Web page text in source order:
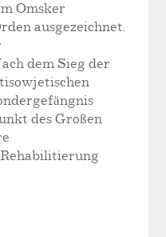
Omsker
ausgezeichnet.
dem Sieg der
des Großen